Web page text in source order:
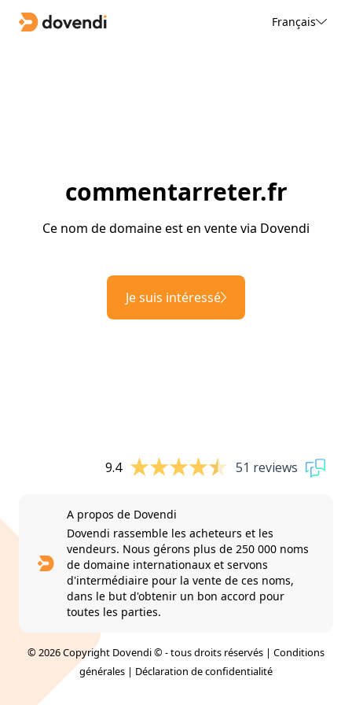
Français
commentarreter.fr
Ce nom de domaine est en vente via Dovendi
Je suis intéressé
9.4 51 reviews
A propos de Dovendi
Dovendi rassemble les acheteurs et les
vendeurs. Nous gérons plus de 250 000 noms
de domaine internationaux et servons
d'intermédiaire pour la vente de ces noms,
dans le but d'obtenir un bon accord pour
toutes les parties.
© 2026 Copyright Dovendi © - tous droits réservés | Conditions
générales | Déclaration de confidentialité